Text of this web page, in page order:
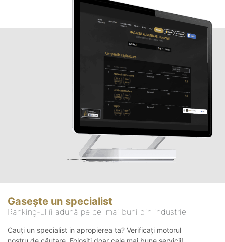
Gasește un specialist
Ranking-ul îi adună pe cei mai buni din industrie
Cauți un specialist in apropierea ta? Verificați motorul